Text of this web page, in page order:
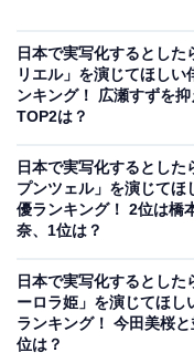
日本で実写化するとした
リエル」を演じてほしい
ンキング！ 広瀬すずを抑
TOP2は？
日本で実写化するとした
プンツェル」を演じてほ
優ランキング！ 2位は橋
奈、1位は？
日本で実写化するとした
ーロラ姫」を演じてほし
ランキング！ 今田美桜
位は？